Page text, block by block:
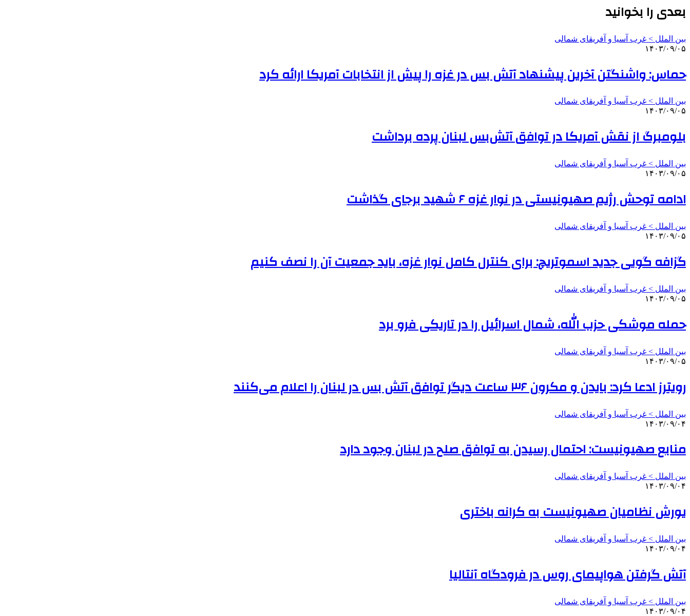
بعدی را بخوانید
بین الملل > غرب آسیا و آفریقای شمالی
۱۴۰۳/۰۹/۰۵
حماس: واشنگتن آخرین پیشنهاد آتش بس در غزه را پیش از انتخابات آمریکا ارائه کرد
بین الملل > غرب آسیا و آفریقای شمالی
۱۴۰۳/۰۹/۰۵
بلومبرگ از نقش آمریکا در توافق آتش‌بس لبنان پرده برداشت
بین الملل > غرب آسیا و آفریقای شمالی
۱۴۰۳/۰۹/۰۵
ادامه توحش رژیم صهیونیستی در نوار غزه ۶ شهید برجای گذاشت
بین الملل > غرب آسیا و آفریقای شمالی
۱۴۰۳/۰۹/۰۵
گزافه گویی جدید اسموتریچ: برای کنترل کامل نوار غزه، باید جمعیت آن را نصف کنیم
بین الملل > غرب آسیا و آفریقای شمالی
۱۴۰۳/۰۹/۰۵
حمله موشکی حزب الله، شمال اسرائیل را در تاریکی فرو برد
بین الملل > غرب آسیا و آفریقای شمالی
۱۴۰۳/۰۹/۰۵
رویترز ادعا کرد: بایدن و مکرون ۳۶ ساعت دیگر توافق آتش بس در لبنان را اعلام می‌کنند
بین الملل > غرب آسیا و آفریقای شمالی
۱۴۰۳/۰۹/۰۴
منابع صهیونیست: احتمال رسیدن به توافق صلح در لبنان وجود دارد
بین الملل > غرب آسیا و آفریقای شمالی
۱۴۰۳/۰۹/۰۴
یورش نظامیان صهیونیست به کرانه باختری
بین الملل > غرب آسیا و آفریقای شمالی
۱۴۰۳/۰۹/۰۴
آتش گرفتن هواپیمای روس در فرودگاه آنتالیا
بین الملل > غرب آسیا و آفریقای شمالی
۱۴۰۳/۰۹/۰۴